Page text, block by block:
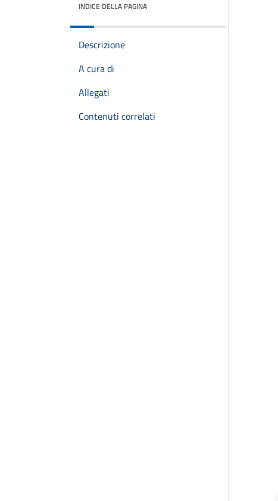
INDICE DELLA PAGINA
Descrizione
A cura di
Allegati
Contenuti correlati